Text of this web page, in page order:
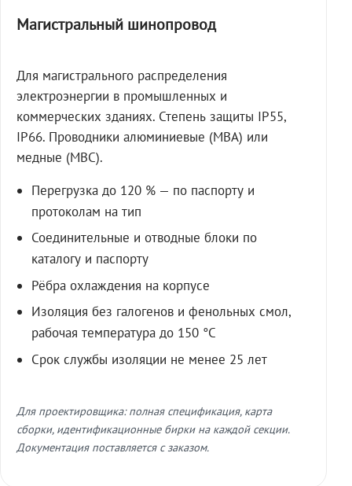
Магистральный шинопровод
Для магистрального распределения
электроэнергии в промышленных и
коммерческих зданиях. Степень защиты IP55,
IP66. Проводники алюминиевые (МВА) или
медные (МВС).
Перегрузка до 120 % — по паспорту и
протоколам на тип
Соединительные и отводные блоки по
каталогу и паспорту
Рёбра охлаждения на корпусе
Изоляция без галогенов и фенольных смол,
рабочая температура до 150 °C
Срок службы изоляции не менее 25 лет
Для проектировщика: полная спецификация, карта
сборки, идентификационные бирки на каждой секции.
Документация поставляется с заказом.